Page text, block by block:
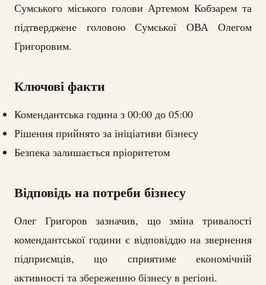
Сумського міського голови Артемом Кобзарем та
підтверджене головою Сумської ОВА Олегом
Григоровим.
Ключові факти
Комендантська година з 00:00 до 05:00
Рішення прийнято за ініціативи бізнесу
Безпека залишається пріоритетом
Відповідь на потреби бізнесу
Олег Григоров зазначив, що зміна тривалості
комендантської години є відповіддю на звернення
підприємців, що сприятиме економічній
активності та збереженню бізнесу в регіоні.